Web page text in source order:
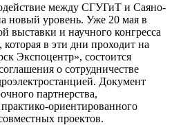
между СГУГиТ и Саяно-
уровень. Уже 20 мая в
и научного конгресса
в эти дни проходит на
Экспоцентр», состоится
о сотрудничестве
Документ
партнерства,
ориентированного
проектов.